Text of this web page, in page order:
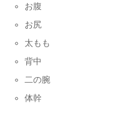
お腹
お尻
太もも
背中
二の腕
体幹